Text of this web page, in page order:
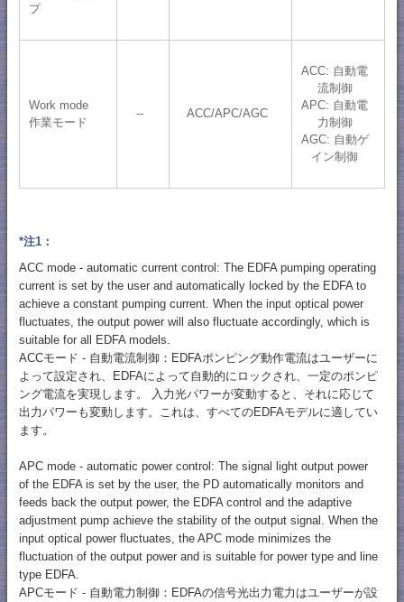
プ
Work mode
作業モード
-- ACC/APC/AGC
ACC: 自動電
流制御
APC: 自動電
力制御
AGC: 自動ゲ
イン制御
*注1：
ACC mode - automatic current control: The EDFA pumping operating
current is set by the user and automatically locked by the EDFA to
achieve a constant pumping current. When the input optical power
fluctuates, the output power will also fluctuate accordingly, which is
suitable for all EDFA models.
ACCモード - 自動電流制御：EDFAポンピング動作電流はユーザーに
よって設定され、EDFAによって自動的にロックされ、一定のポンピ
ング電流を実現します。 入力光パワーが変動すると、それに応じて
出力パワーも変動します。これは、すべてのEDFAモデルに適してい
ます。
APC mode - automatic power control: The signal light output power
of the EDFA is set by the user, the PD automatically monitors and
feeds back the output power, the EDFA control and the adaptive
adjustment pump achieve the stability of the output signal. When the
input optical power fluctuates, the APC mode minimizes the
fluctuation of the output power and is suitable for power type and line
type EDFA.
APCモード - 自動電力制御：EDFAの信号光出力電力はユーザーが設